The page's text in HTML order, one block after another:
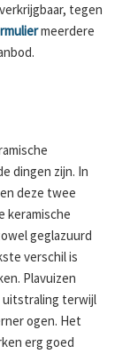
tegen
meerdere
dingen zijn. In
deze twee
keramische
geglazuurd
verschil is
Plavuizen
uitstraling terwijl
ogen. Het
erg goed